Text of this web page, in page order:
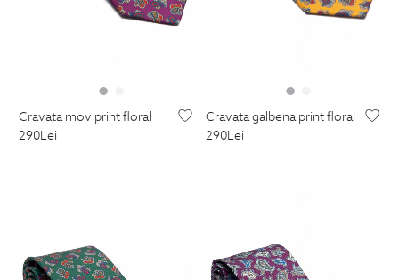
cravata mov print floral
290Lei
cravata galbena print floral
290Lei